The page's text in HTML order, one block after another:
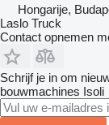
Hongarije,
Laslo Truck
Contact opnemen
Schrijf je in om
bouwmachines Isoli